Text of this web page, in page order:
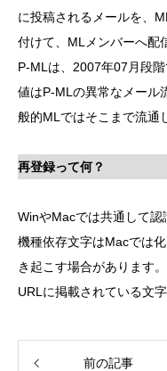
に投稿されるメールを、
付けて、MLメンバーへ配
P-MLは、2007年07月段
値はP-MLの異常なメール
般的MLではそこまで流通
再登録って何？
WinやMacでは共通して
機種依存文字はMacでは
き起こす場合があります
URLに掲載されている文
前の記事